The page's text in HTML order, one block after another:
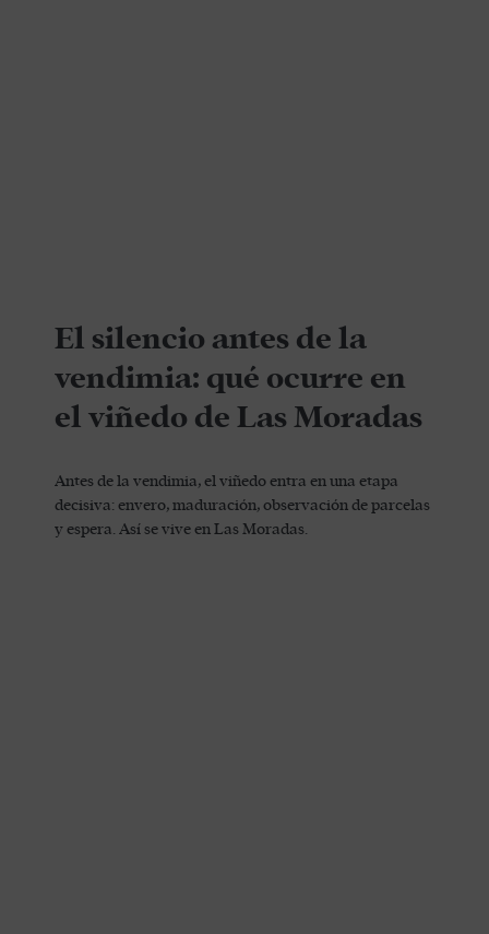
El silencio antes de la
vendimia: qué ocurre en
el viñedo de Las Moradas
Antes de la vendimia, el viñedo entra en una etapa
decisiva: envero, maduración, observación de parcelas
y espera. Así se vive en Las Moradas.